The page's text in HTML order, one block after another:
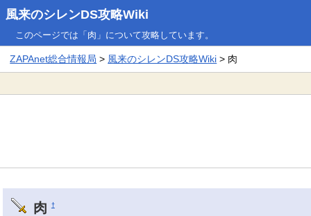
風来のシレンDS攻略Wiki
このページでは「肉」について攻略しています。
ZAPAnet総合情報局 > 風来のシレンDS攻略Wiki > 肉
肉 †